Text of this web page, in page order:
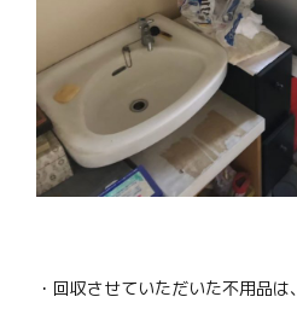
・回収させていただいた不用品は、